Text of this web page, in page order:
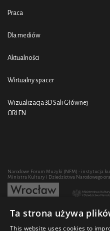
Praca
Dla mediów
Aktualności
Wirtualny spacer
Wizualizacja 3D Sali Głównej
ORLEN
Narodowe Forum Muzyki (NFM) - instytucja
Ministra Kultury i Dziedzictwa Narodowego
Rozwój działalności artystycznej i
Ta strona używa
This website uses cookies to